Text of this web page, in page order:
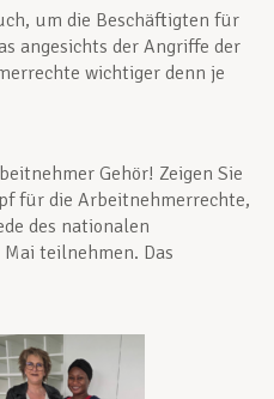
um die Beschäftigten für
angesichts der Angriffe der
wichtiger denn je
Gehör! Zeigen Sie
für die Arbeitnehmerrechte,
des nationalen
Mai teilnehmen. Das